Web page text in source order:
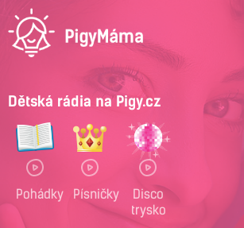
Dětská rádia na Pigy.cz
Pohádky Písničky
Disco
trysko